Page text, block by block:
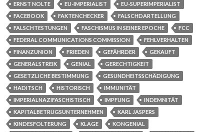
ERNST NOLTE
EU-IMPERIALIST
EU-SUPERIMPERIALIST
FACEBOOK
FAKTENCHECKER
FALSCHDARTELLUNG
FALSCHTESTUNGEN
FASCHISMUS IN SEINER EPOCHE
FCC
FEDERAL COMMUNICATIONS COMMISSION
FEHLVERHALTEN
FINANZUNION
FRIEDEN GEFÄHRDER
GEKAUFT
GENERALSTREIK
GENIAL
GERECHTIGKEIT
GESETZLICHE BESTIMMUNG
GESUNDHEITSSCHÄDIGUNG
HADITSCH
HISTORISCH
IMMUNITÄT
IMPERIALNAZIFASCHISTISCH
IMPFUNG
INDEMNITÄT
KAPITALBETRUGSUNTERNEHMEN
KARL JASPERS
KINDESFOLTERUNG
KLAGE
KONGENIAL